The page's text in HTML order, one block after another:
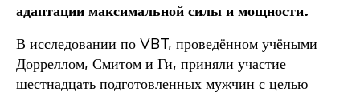
адаптации максимальной силы и мощности.
В исследовании по VBT, проведённом учёными
Дорреллом, Смитом и Ги, приняли участие
шестнадцать подготовленных мужчин с целью